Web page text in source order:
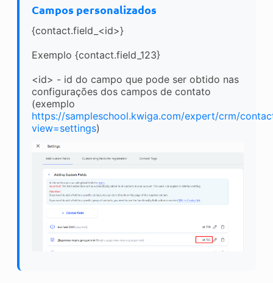
Campos personalizados
{contact.field_<id>}
Exemplo {contact.field_123}
<id> - id do campo que pode ser obtido nas
configurações dos campos de contato
(exemplo
https://sampleschool.kwiga.com/expert/crm/
view=settings)